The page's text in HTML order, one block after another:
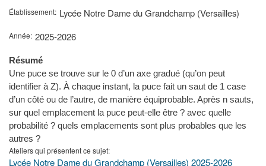
Établissement Lycée Notre Dame du Grandchamp (Versailles)
Année 2025-2026
Résumé
Une puce se trouve sur le 0 d’un axe gradué (qu’on peut
identifier à Z). À chaque instant, la puce fait un saut de 1 case
d’un côté ou de l’autre, de manière équiprobable. Après n sauts,
sur quel emplacement la puce peut-elle être ? avec quelle
probabilité ? quels emplacements sont plus probables que les
autres ?
Ateliers qui présentent ce sujet
Lycée Notre Dame du Grandchamp (Versailles) 2025-2026